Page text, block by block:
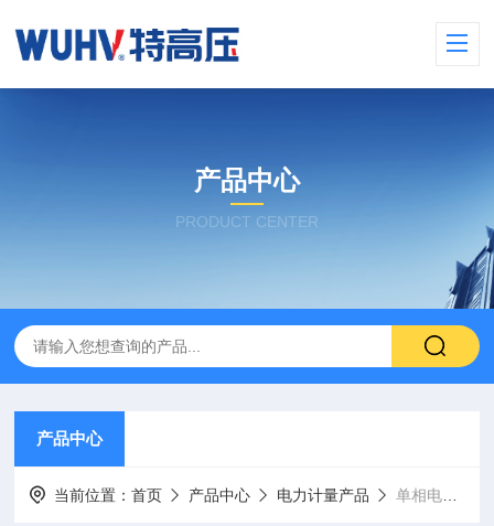
产品中心
PRODUCT CENTER
产品中心
当前位置：首页 产品中心 电力计量产品 单相电能表现场校验仪